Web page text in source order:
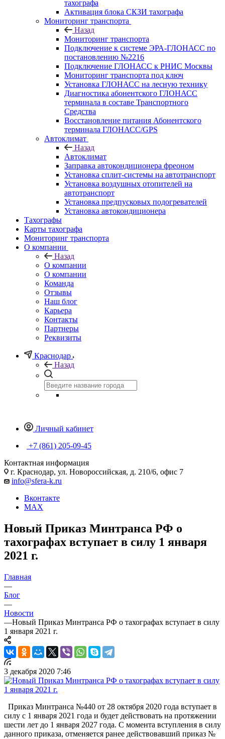
тахографа
Активация блока СКЗИ тахографа
Мониторинг транспорта
Назад
Мониторинг транспорта
Подключение к системе ЭРА-ГЛОНАСС по
постановлению №2216
Подключение ГЛОНАСС к РНИС Москвы
Мониторинг транспорта под ключ
Установка ГЛОНАСС на лесную технику
Диагностика абонентского ГЛОНАСС
терминала в составе Транспортного
Средства
Восстановление питания Абонентского
терминала ГЛОНАСС/GPS
Автоклимат
Назад
Автоклимат
Заправка автокондиционера фреоном
Установка сплит-системы на автотранспорт
Установка воздушных отопителей на
автотранспорт
Установка предпусковых подогревателей
Установка автокондиционера
Тахографы
Карты тахографа
Мониторинг транспорта
О компании
Назад
О компании
О компании
Команда
Отзывы
Наш блог
Карьера
Контакты
Партнеры
Реквизиты
Краснодар
Назад
Личный кабинет
+7 (861) 205-09-45
Контактная информация
г. Краснодар, ул. Новороссийская, д. 210/6, офис 7
info@sfera-k.ru
Вконтакте
MAX
Новый Приказ Минтранса РФ о
тахографах вступает в силу 1 января
2021 г.
Главная
—
Блог
—
Новости
—Новый Приказ Минтранса РФ о тахографах вступает в силу
1 января 2021 г.
3 декабря 2020 7:46
Приказ Минтранса №440 от 28 октября 2020 года вступает в
силу с 1 января 2021 года и будет действовать на протяжении
шести лет до 1 января 2027 года. С момента вступления в силу
данного приказа, отменяется ранее действовавший приказ №